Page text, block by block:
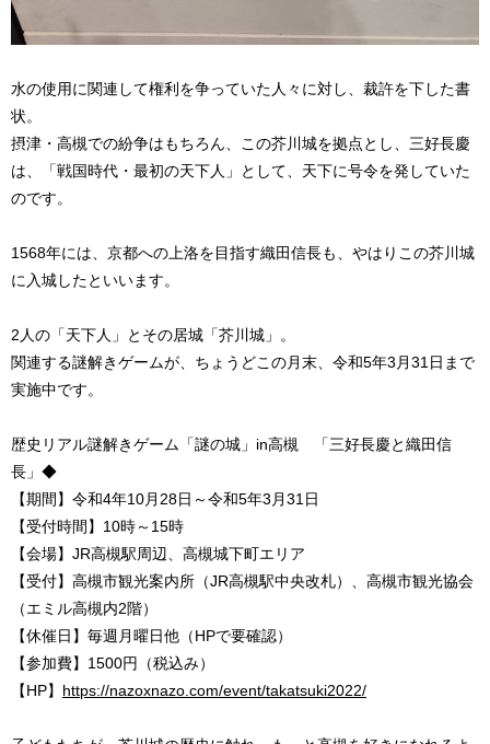
水の使用に関連して権利を争っていた人々に対し、裁許を下した書
状。
摂津・高槻での紛争はもちろん、この芥川城を拠点とし、三好長慶
は、「戦国時代・最初の天下人」として、天下に号令を発していた
のです。
1568年には、京都への上洛を目指す織田信長も、やはりこの芥川城
に入城したといいます。
2人の「天下人」とその居城「芥川城」。
関連する謎解きゲームが、ちょうどこの月末、令和5年3月31日まで
実施中です。
歴史リアル謎解きゲーム「謎の城」in高槻 「三好長慶と織田信
長」◆
【期間】令和4年10月28日～令和5年3月31日
【受付時間】10時～15時
【会場】JR高槻駅周辺、高槻城下町エリア
【受付】高槻市観光案内所（JR高槻駅中央改札）、高槻市観光協会
（エミル高槻内2階）
【休催日】毎週月曜日他（HPで要確認）
【参加費】1500円（税込み）
【HP】 https://nazoxnazo.com/event/takatsuki2022/